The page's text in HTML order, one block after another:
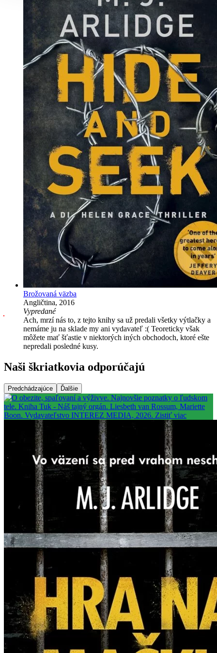
Brožovaná väzba
Angličtina, 2016
Vypredané
Ach, mrzí nás to, z tejto knihy sa už predali všetky výtlačky a
nemáme ju na sklade my ani vydavateľ :( Teoreticky však
môžete mať šťastie v niektorých iných obchodoch, ktoré ešte
nepredali posledné kusy.
Naši škriatkovia odporúčajú
Predchádzajúce Ďalšie